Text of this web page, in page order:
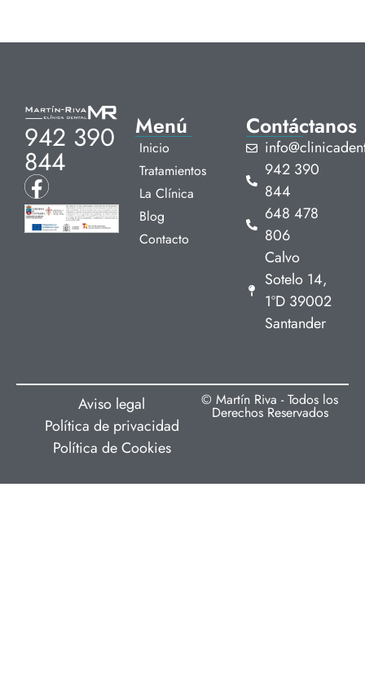
942 390
844
Menú
Inicio
Tratamientos
La Clínica
Blog
Contacto
Contáctanos
942 390
844
648 478
806
Calvo
Sotelo 14,
1ºD 39002
Santander
© Martín Riva - Todos los
Derechos Reservados
Aviso legal
Política de privacidad
Política de Cookies